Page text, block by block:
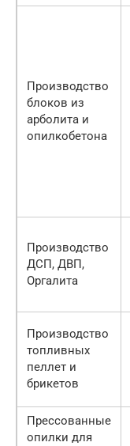
Производство
блоков из
арболита и
опилкобетона
Производство
ДСП, ДВП,
Оргалита
Производство
топливных
пеллет и
брикетов
Прессованные
опилки для